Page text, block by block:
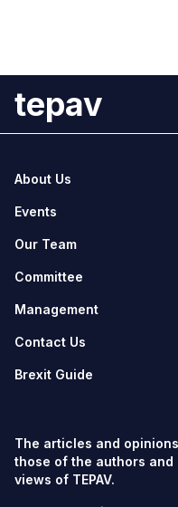
tepav
About Us
Events
Our Team
Committee
Management
Contact Us
Brexit Guide
The articles and
those of the authors
views of TEPAV.